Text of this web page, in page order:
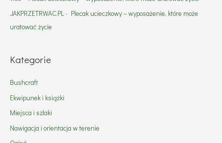
JAKPRZETRWAC.PL- Plecak ucieczkowy – wyposażenie, które może
uratować życie
Kategorie
Bushcraft
Ekwipunek i książki
Miejsca i szlaki
Nawigacja i orientacja w terenie